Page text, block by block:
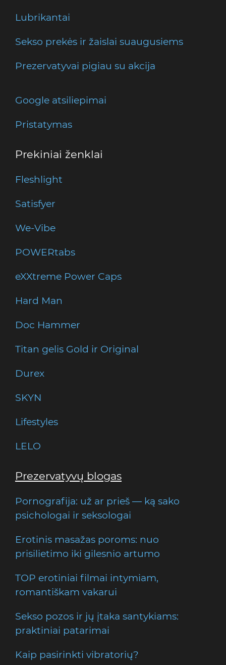
Lubrikantai
Sekso prekės ir žaislai suaugusiems
Prezervatyvai pigiau su akcija
Google atsiliepimai
Pristatymas
Prekiniai ženklai
Fleshlight
Satisfyer
We-Vibe
POWERtabs
eXXtreme Power Caps
Hard Man
Doc Hammer
Titan gelis Gold ir Original
Durex
SKYN
Lifestyles
LELO
Prezervatyvų blogas
Pornografija: už ar prieš — ką sako
psichologai ir seksologai
Erotinis masažas poroms: nuo
prisilietimo iki gilesnio artumo
TOP erotiniai filmai intymiam,
romantiškam vakarui
Sekso pozos ir jų įtaka santykiams:
praktiniai patarimai
Kaip pasirinkti vibratorių?